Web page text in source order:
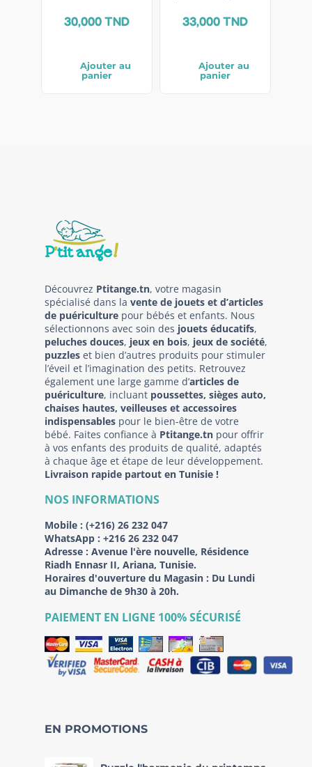
30,000TND
Ajouter au
panier
33,000TND
Ajouter au
panier
Découvrez Ptitange.tn, votre magasin
spécialisé dans la vente de jouets et d’articles
de puériculture pour bébés et enfants. Nous
sélectionnons avec soin des jouets éducatifs,
peluches douces, jeux en bois, jeux de société,
puzzles et bien d’autres produits pour stimuler
l’éveil et l’imagination des petits. Retrouvez
également une large gamme d’articles de
puériculture, incluant poussettes, sièges auto,
chaises hautes, veilleuses et accessoires
indispensables pour le bien-être de votre
bébé. Faites confiance à Ptitange.tn pour offrir
à vos enfants des produits de qualité, adaptés
à chaque âge et étape de leur développement.
Livraison rapide partout en Tunisie !
NOS INFORMATIONS
Mobile : (+216) 26 232 047
WhatsApp : +216 26 232 047
Adresse : Avenue l'ère nouvelle, Résidence
Riadh Ennasr II, Ariana, Tunisie.
Horaires d'ouverture du Magasin : Du Lundi
au Dimanche de 9h30 à 20h.
PAIEMENT EN LIGNE 100% SÉCURISÉ
EN PROMOTIONS